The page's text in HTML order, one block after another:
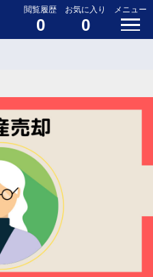
閲覧履歴
0
お気に入り
0
メニュー